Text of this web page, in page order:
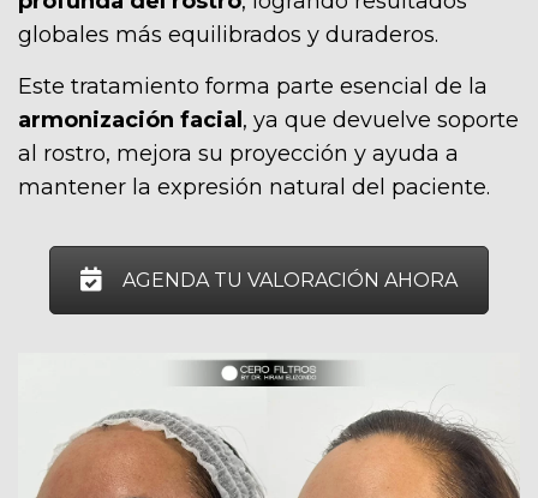
globales más equilibrados y duraderos.
Este tratamiento forma parte esencial de la
armonización facial , ya que devuelve soporte
al rostro, mejora su proyección y ayuda a
mantener la expresión natural del paciente.
AGENDA TU VALORACIÓN AHORA